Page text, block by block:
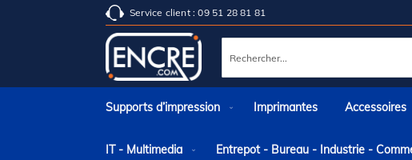
Service client : 09 51 28 81 81
Rechercher
Supports d’impression Imprimantes Accessoires
IT - Multimedia Entrepot - Bureau - Industrie -